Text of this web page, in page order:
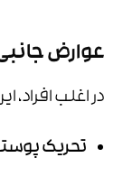
عوارض
در اغلب
تحریک